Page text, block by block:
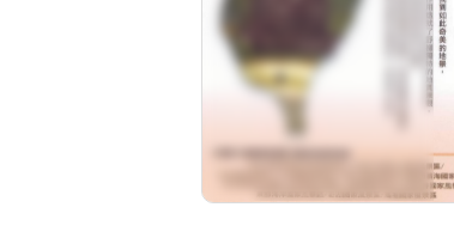
導演: 休閒玩家旅遊網, 大地地理
旅遊雜誌社製作